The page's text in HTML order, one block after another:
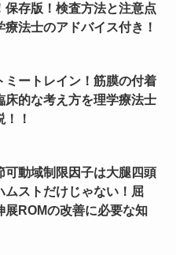
保存版！検査方法と注意点
療法士のアドバイス付き！
ミートレイン！筋膜の付着
床的な考え方を理学療法士
！！
可動域制限因子は大腿四頭
ムストだけじゃない！屈
展ROMの改善に必要な知